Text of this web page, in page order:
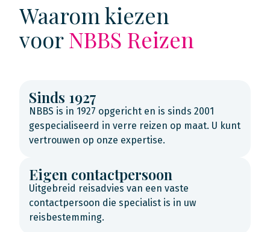
Waarom kiezen
voorNBBS Reizen
Sinds 1927
NBBS is in 1927 opgericht en is sinds 2001
gespecialiseerd in verre reizen op maat. U kunt
vertrouwen op onze expertise.
Eigen contactpersoon
Uitgebreid reisadvies van een vaste
contactpersoon die specialist is in uw
reisbestemming.